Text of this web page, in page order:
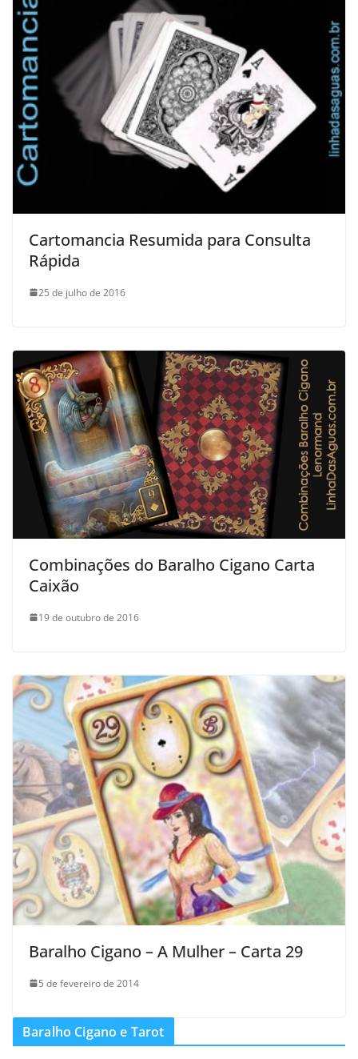
Cartomancia Resumida para Consulta
Rápida
25 de julho de 2016
Combinações do Baralho Cigano Carta
Caixão
19 de outubro de 2016
Baralho Cigano – A Mulher – Carta 29
5 de fevereiro de 2014
Baralho Cigano e Tarot